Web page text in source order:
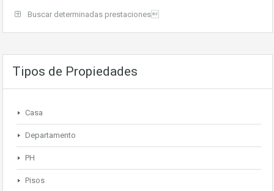
Buscar determinadas prestaciones
Tipos de Propiedades
Casa
Departamento
PH
Pisos